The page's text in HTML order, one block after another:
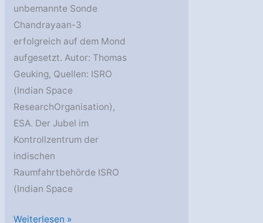
unbemannte Sonde
Chandrayaan-3
erfolgreich auf dem Mond
aufgesetzt. Autor: Thomas
Geuking, Quellen: ISRO
(Indian Space
ResearchOrganisation),
ESA. Der Jubel im
Kontrollzentrum der
indischen
Raumfahrtbehörde ISRO
(Indian Space
Chandrayaan-
Weiterlesen »